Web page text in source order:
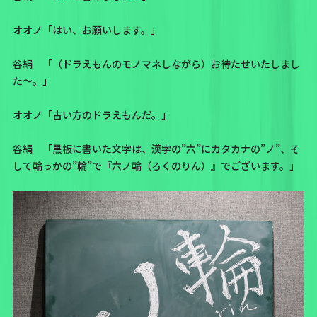
オオノ「はい、お願いします。」
谷絹 「（ドラえもんのモノマネしながら）お待たせいたしまし
た～。」
オオノ「古い方のドラえもんだ。」
谷絹 「黒板に書いた文字は、漢字の”六”にカタカナの”ノ”、そ
して輪っかの”輪”で『六ノ輪（ろくのりん）』でございます。」